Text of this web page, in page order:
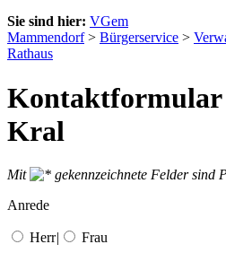
Sie sind hier: VGem
Mammendorf> Bürgerservice >
Rathaus
Kral
Mit
gekennzeichnete Felder sind
Anrede
Herr| Frau